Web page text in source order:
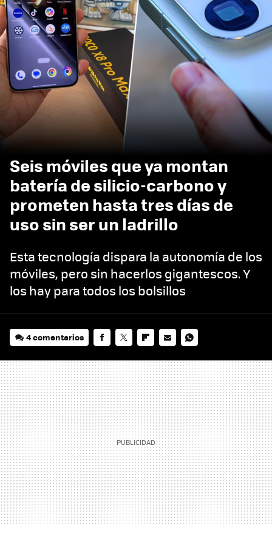
Seis móviles que ya montan
batería de silicio-carbono y
prometen hasta tres días de
uso sin ser un ladrillo
Esta tecnología dispara la autonomía de los
móviles, pero sin hacerlos gigantescos. Y
los hay para todos los bolsillos
4 comentarios
MAIL